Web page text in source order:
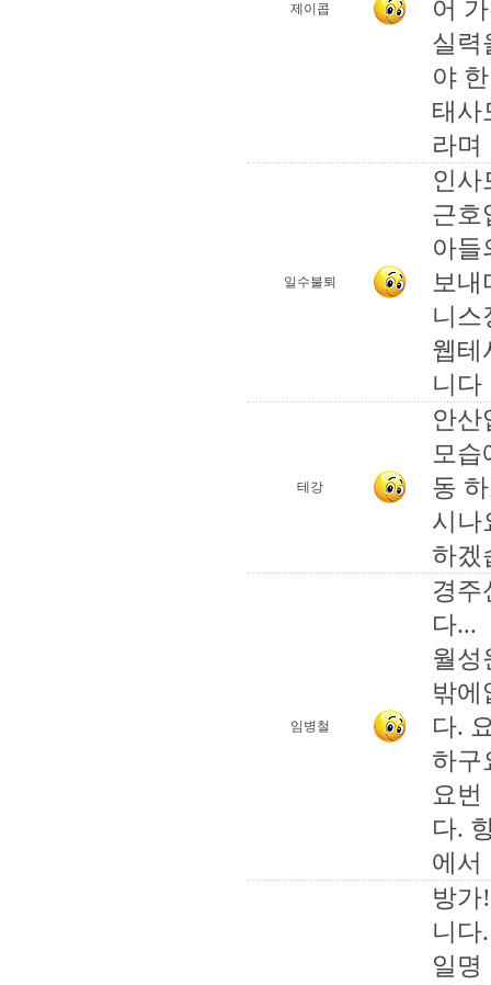
제이콥
어
실력
야
태사
라며
일수불퇴
인사
근호
아
보내
니
웹테
니다
테강
안
모습
동
시나
하겠
임병철
경
다...
월
밖에
다.
하구
요번
다.
에서
방
니다
일명